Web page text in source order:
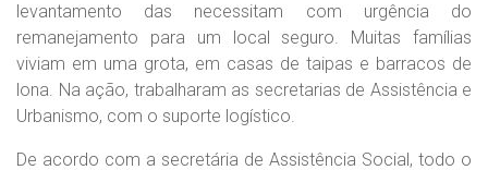
levantamento das necessitam com urgência do
remanejamento para um local seguro. Muitas famílias
viviam em uma grota, em casas de taipas e barracos de
lona. Na ação, trabalharam as secretarias de Assistência e
Urbanismo, com o suporte logístico.
De acordo com a secretária de Assistência Social, todo o